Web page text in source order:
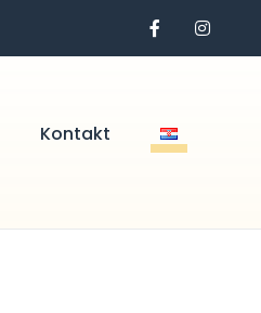
Kontakt